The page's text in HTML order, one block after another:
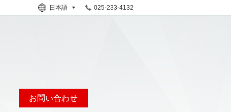
日本語 025-233-4132
お問い合わせ